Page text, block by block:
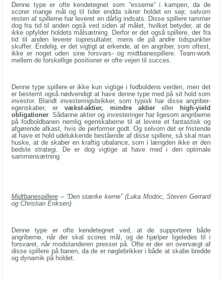
Denne type er ofte kendetegnet som “esserne” i kampen, da de
scorer mange mål og til tider endda sikrer holdet en sejr, selvom
resten af spillerne har leveret en dårlig indsats. Disse spillere rammer
dog fra tid til anden også ved siden af målet, hvilket betyder, at de
ikke opfylder holdets målsætning. Derfor er det også spillere, der fra
tid til anden leverer topresultater, mens de på andre tidspunkter
skuffer. Endelig, er det vigtigt at erkende, at en angriber, som oftest,
ikke er noget uden sine forsvars- og midtbanespillere. Team-work
mellem de forskellige positioner er ofte vejen til succes.
Denne type spillere er ikke kun vigtige i fodboldens verden, men det
er bestemt også nødvendigt at have denne type med på sit hold som
investor. Blandt investeringsbrikker, som typisk har disse angriber-
egenskaber, ervækst-aktier, mindre aktiereller high-yield
obligationer . Sådanne aktier og investeringer har ligesom angriberne
på fodboldbanen nemlig egenskaberne til at levere et fantastisk og
afgørende afkast, hvis de performer godt. Og selvom det er fristende
at have et hold udelukkende bestående af disse spillere, så skal man
huske, at de skaber en kraftig ubalance, som i længden ikke er den
bedste strategi. De er dog vigtige at have med i den optimale
sammensætning.
Midtbanespillere – “Den stærke kerne” (Luka Modric, Steven Gerrard
og Christian Eriksen)
Denne type er ofte kendetegnet ved, at de supporterer både
angriberne, når der skal scores mål, og de hjælper ligeledes til i
forsvaret, når modstanderen presser på. Ofte er der en overvægt af
disse spillere på banen, da de er nøglebrikker i både at skabe bredde
og dynamik på holdet.